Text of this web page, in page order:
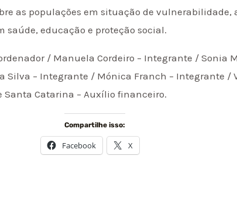
as populações em situação de vulnerabilidade,
educação e proteção social.
/ Manuela Cordeiro – Integrante / Sonia
Silva – Integrante / Mónica Franch – Integrante /
Santa Catarina – Auxílio financeiro.
Compartilhe isso:
Facebook X